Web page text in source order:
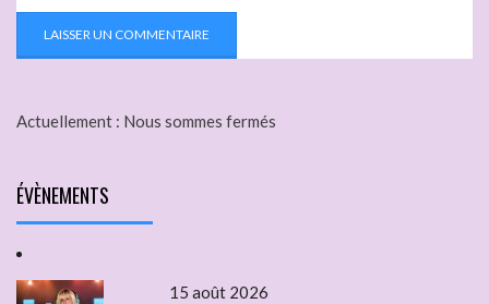
Actuellement : Nous sommes fermés
ÉVÈNEMENTS
15 août 2026